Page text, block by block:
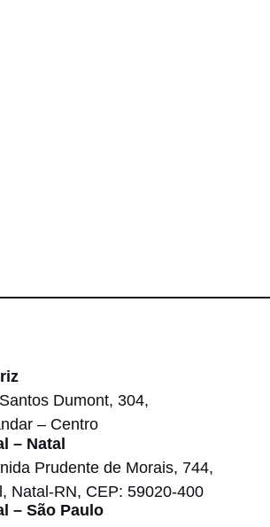
Dumont, 304,
– Centro
– Natal
Prudente de Morais, 744,
Natal-RN, CEP: 59020-400
– São Paulo